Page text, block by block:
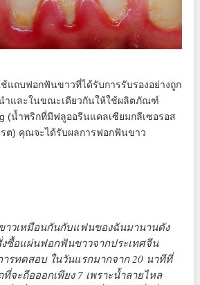
แถบฟอกฟันขาวที่ได้รับการรับรองอย่างถูก
ำและในขณะเดียวกันให้ใช้ผลิตภัณฑ์
(น้ำพริกที่มีฟลูออรีนแคลเซียมกลีเซอรอส
ต) คุณจะได้รับผลการฟอกฟันขาว
าวเหมือนกันกับแฟนของฉันมานานดัง
ซื้อแผ่นฟอกฟันขาวจากประเทศจีน
ารทดสอบ ในวันแรกมากจาก 20 นาทีที่
จะถือออกเพียง 7 เพราะน้ำลายไหล